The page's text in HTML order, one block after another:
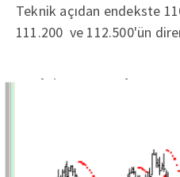
Teknik açıdan endekste
111.200 ve 112.500'ün